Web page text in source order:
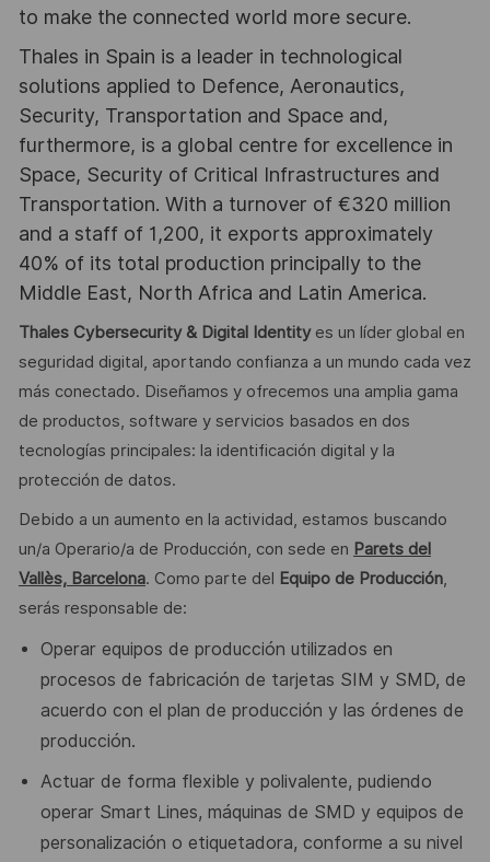
to make the connected world more secure.
Thales in Spain is a leader in technological
solutions applied to Defence, Aeronautics,
Security, Transportation and Space and,
furthermore, is a global centre for excellence in
Space, Security of Critical Infrastructures and
Transportation. With a turnover of €320 million
and a staff of 1,200, it exports approximately
40% of its total production principally to the
Middle East, North Africa and Latin America.
Thales Cybersecurity & Digital Identity es un líder global en
seguridad digital, aportando confianza a un mundo cada vez
más conectado. Diseñamos y ofrecemos una amplia gama
de productos, software y servicios basados en dos
tecnologías principales: la identificación digital y la
protección de datos.
Debido a un aumento en la actividad, estamos buscando
un/a Operario/a de Producción, con sede en Parets del
Vallès, Barcelona. Como parte del Equipo de Producción,
serás responsable de:
Operar equipos de producción utilizados en
procesos de fabricación de tarjetas SIM y SMD, de
acuerdo con el plan de producción y las órdenes de
producción.
Actuar de forma flexible y polivalente, pudiendo
operar Smart Lines, máquinas de SMD y equipos de
personalización o etiquetadora, conforme a su nivel